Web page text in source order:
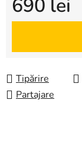
690 lei
Evaluare preţ:
Tipărire
Partajare